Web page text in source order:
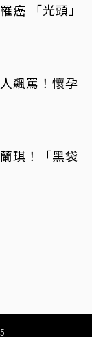
癌 「光頭」
飆罵！懷孕
琪！「黑袋